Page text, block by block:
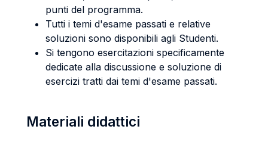
punti del programma.
Tutti i temi d'esame passati e relative
soluzioni sono disponibili agli Studenti.
Si tengono esercitazioni specificamente
dedicate alla discussione e soluzione di
esercizi tratti dai temi d'esame passati.
Materiali didattici